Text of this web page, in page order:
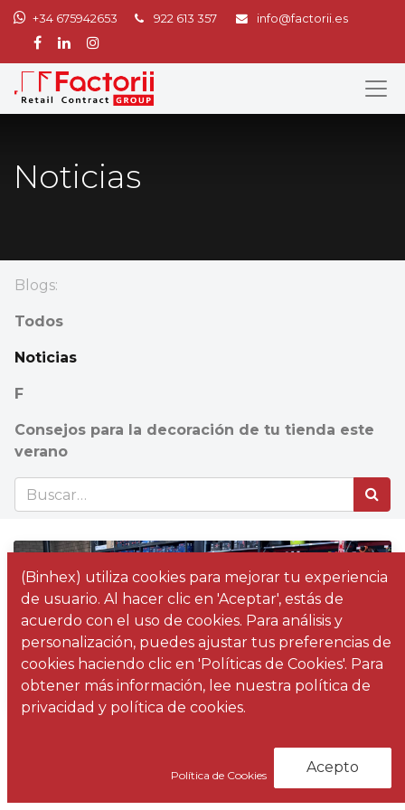
+34 675942653 922 613 357 info@factorii.es
Noticias
Blogs:
Todos
Noticias
F
Consejos para la decoración de tu tienda este
verano
Ernesto Rozas
y el diseño de la nueva tienda de
Fijaciones Canarias en Santa Cruz de
(Binhex) utiliza cookies para mejorar tu experiencia
de usuario. Al hacer clic en 'Aceptar', estás de
acuerdo con el uso de cookies. Para análisis y
personalización, puedes ajustar tus preferencias de
cookies haciendo clic en 'Políticas de Cookies'. Para
obtener más información, lee nuestra política de
privacidad y política de cookies.
Política de Cookies Acepto